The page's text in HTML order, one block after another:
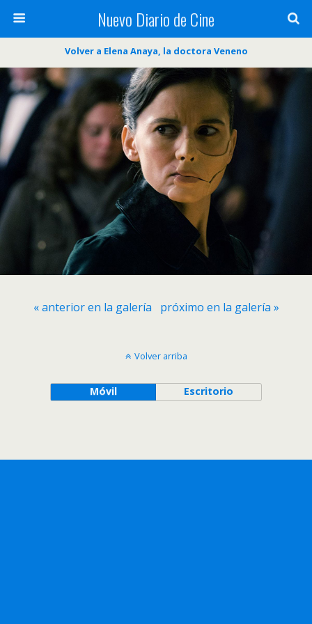
Nuevo Diario de Cine
Volver a Elena Anaya, la doctora Veneno
« anterior en la galería próximo en la galería »
Volver arriba
Móvil Escritorio